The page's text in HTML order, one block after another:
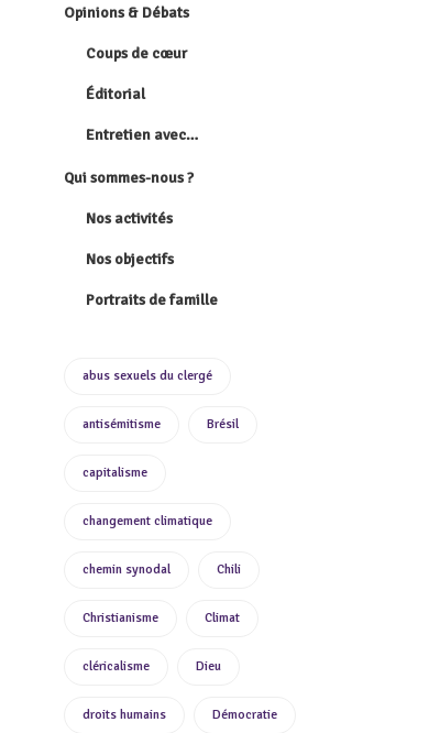
Opinions & Débats
Coups de cœur
Éditorial
Entretien avec…
Qui sommes-nous ?
Nos activités
Nos objectifs
Portraits de famille
abus sexuels du clergé
antisémitisme Brésil
capitalisme
changement climatique
chemin synodal Chili
Christianisme Climat
cléricalisme Dieu
droits humains Démocratie